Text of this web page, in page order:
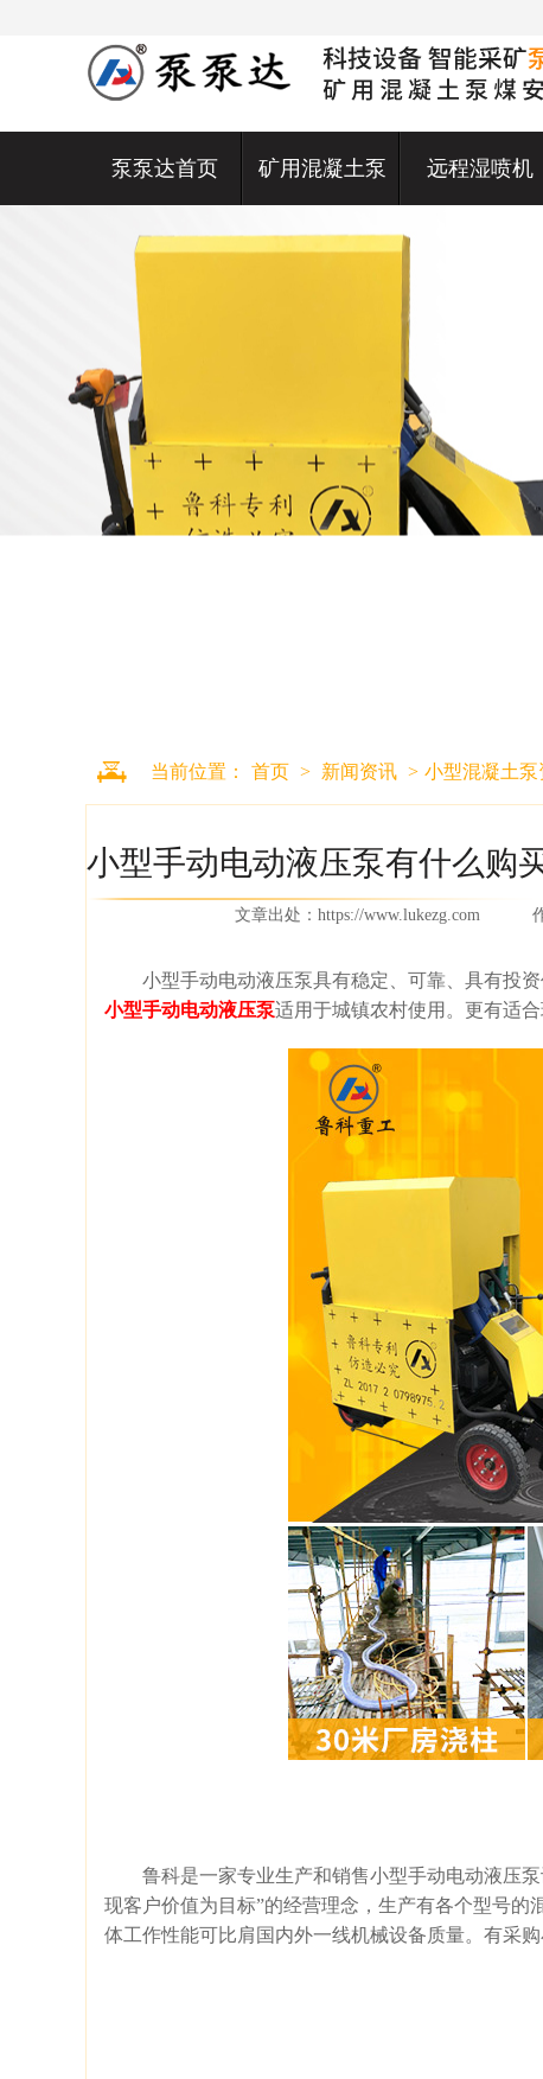
泵泵达首页 矿用混凝土泵 远程湿喷机
当前位置： 首页 > 新闻资讯 > 小型混凝土泵
小型手动电动液压泵有什么购
文章出处： https://www.lukezg.com
小型手动电动液压泵具有稳定、可靠、具有投
小型手动电动液压泵适用于城镇农村使用。更有适
鲁科是一家专业生产和销售小型手动电动液压
现客户价值为目标”的经营理念，生产有各个型号
体工作性能可比肩国内外一线机械设备质量。有采